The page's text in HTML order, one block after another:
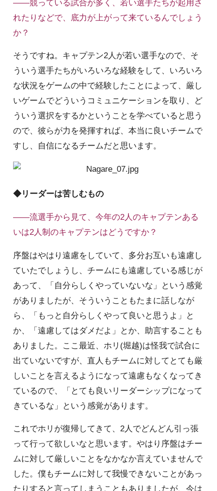
――競っている試合が多く、若い選手たちが起用さ
れたりなどで、底力が上がって来ているんでしょう
か？
そうですね。キャプテン2人が若い選手なので、そ
ういう選手たちがいろいろな経験をして、いろいろ
な状況をゲームの中で経験したことによって、厳し
いゲームでどういうコミュニケーションを取り、ど
ういう選択をするかということを学べていると思う
ので、彼らが力を発揮すれば、本当に良いチームで
すし、自信になるチームだと思います。
◆リーダーは苦しむもの
――流選手から見て、今年の2人のキャプテンある
いは2人制のキャプテンはどうですか？
序盤はやはり遠慮をしていて、多分お互いも遠慮し
ていたでしょうし、チームにも遠慮している感じが
あって、「自分らしくやっていないな」という感覚
がありましたが、そういうこともたまに話しなが
ら、「もっと自分らしくやって良いと思うよ」と
か、「遠慮してはダメだよ」とか、助言することも
ありました。ここ最近、ホリ(堀越)は怪我で試合に
出ていないですが、直人もチームに対してとても厳
しいことを言えるようになって遠慮もなくなってき
ているので、「とても良いリーダーシップになって
きているな」という感覚があります。
これでホリが復帰してきて、2人でどんどん引っ張
って行って欲しいなと思います。やはり序盤はチー
ムに対して厳しいことをなかなか言えていませんで
した。僕もチームに対して我慢できないことがあっ
たりすると言ってしまうこともありましたが、今は